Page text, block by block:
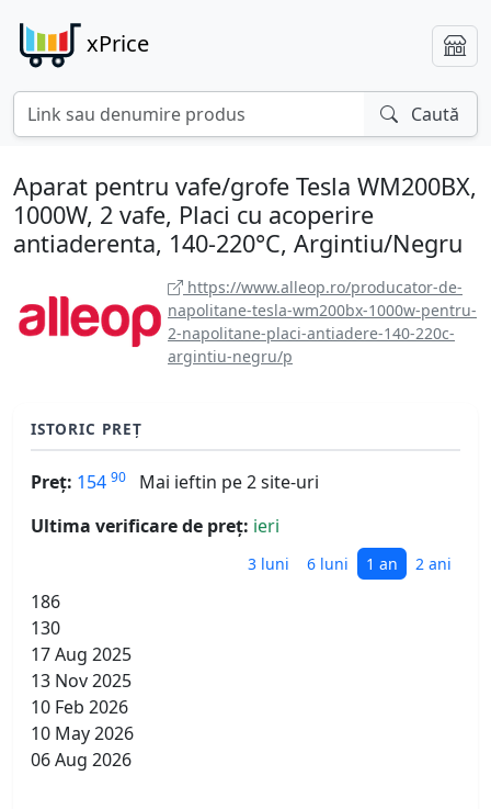
xPrice
Caută
Aparat pentru vafe/grofe Tesla WM200BX,
1000W, 2 vafe, Placi cu acoperire
antiaderenta, 140-220°C, Argintiu/Negru
https://www.alleop.ro/producator-de-
napolitane-tesla-wm200bx-1000w-pentru-
2-napolitane-placi-antiadere-140-220c-
argintiu-negru/p
ISTORIC PREȚ
Preț: 154 90
Mai ieftin pe 2 site-uri
Ultima verificare de preț: ieri
3 luni 6 luni 1 an 2 ani
186
130
17 Aug 2025
13 Nov 2025
10 Feb 2026
10 May 2026
06 Aug 2026